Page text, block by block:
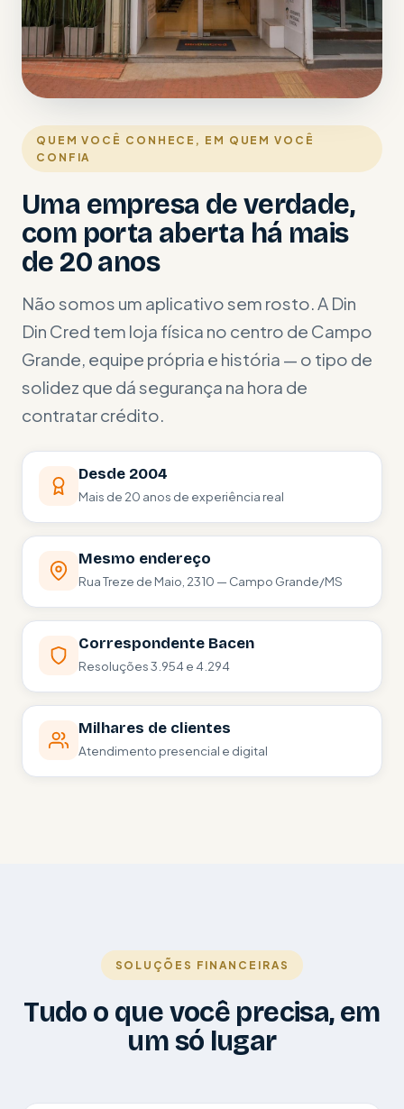
QUEM VOCÊ CONHECE, EM QUEM VOCÊ
CONFIA
Uma empresa de verdade,
com porta aberta há mais
de 20 anos
Não somos um aplicativo sem rosto. A Din
Din Cred tem loja física no centro de Campo
Grande, equipe própria e história — o tipo de
solidez que dá segurança na hora de
contratar crédito.
Desde 2004
Mais de 20 anos de experiência real
Mesmo endereço
Rua Treze de Maio, 2310 — Campo Grande/MS
Correspondente Bacen
Resoluções 3.954 e 4.294
Milhares de clientes
Atendimento presencial e digital
SOLUÇÕES FINANCEIRAS
Tudo o que você precisa, em
um só lugar